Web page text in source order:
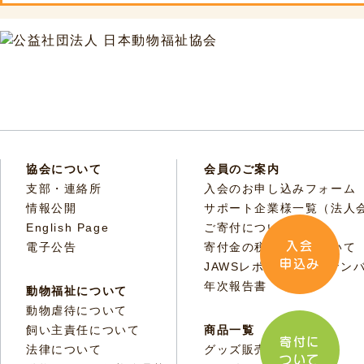
入会
申込み
寄付に
ついて
協会について
支部・連絡所
情報公開
English Page
電子公告
動物福祉について
動物虐待について
飼い主責任について
法律について
会員のご案内
入会のお申し込みフォーム
サポート企業様一覧（法人
ご寄付について
寄付金の税額控除について
JAWSレポートバックナン
年次報告書
商品一覧
グッズ販売